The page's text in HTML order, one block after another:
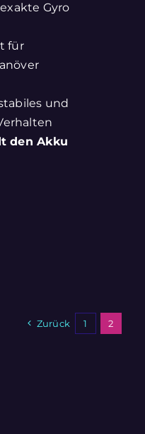
Gyro
für
und
den Akku
Zurück 1 2